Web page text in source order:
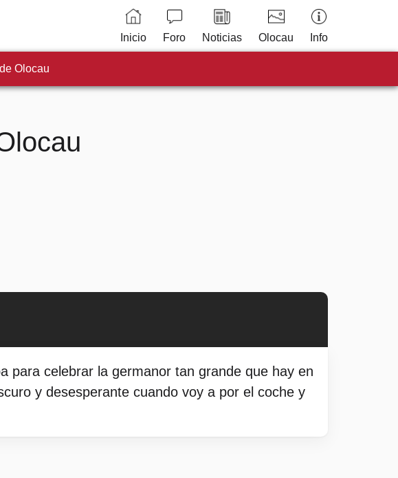
Inicio Foro Noticias Olocau Info
Olocau
para celebrar la germanor tan grande que hay en
y desesperante cuando voy a por el coche y